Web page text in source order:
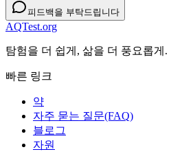
피드백을 부탁드립니다
AQTest.org
탐험을 더 쉽게, 삶을 더 풍요롭게.
빠른 링크
약
자주 묻는 질문(FAQ)
블로그
자원